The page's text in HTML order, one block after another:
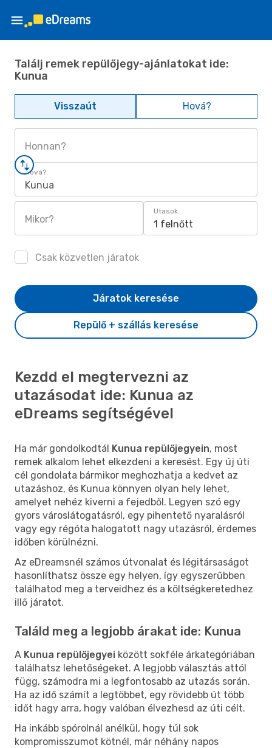
Találj remek repülőjegy-ajánlatokat ide:
Kunua
Visszaút Hová?
Honnan?
Hová?
Kunua
Mikor?
Utasok
1 felnőtt
Csak közvetlen járatok
Repülő + szállás keresése
Járatok keresése
Kezdd el megtervezni az
utazásodat ide: Kunua az
eDreams segítségével
Ha már gondolkodtál Kunua repülőjegyein, most
remek alkalom lehet elkezdeni a keresést. Egy új úti
cél gondolata bármikor meghozhatja a kedvet az
utazáshoz, és Kunua könnyen olyan hely lehet,
amelyet nehéz kiverni a fejedből. Legyen szó egy
gyors városlátogatásról, egy pihentető nyaralásról
vagy egy régóta halogatott nagy utazásról, érdemes
időben körülnézni.
Az eDreamsnél számos útvonalat és légitársaságot
hasonlíthatsz össze egy helyen, így egyszerűbben
találhatod meg a terveidhez és a költségkeretedhez
illő járatot.
Találd meg a legjobb árakat ide: Kunua
A Kunua repülőjegyei között sokféle árkategóriában
találhatsz lehetőségeket. A legjobb választás attól
függ, számodra mi a legfontosabb az utazás során.
Ha az idő számít a legtöbbet, egy rövidebb út több
időt hagy arra, hogy valóban élvezhesd az úti célt.
Ha inkább spórolnál anélkül, hogy túl sok
kompromisszumot kötnél, már néhány napos